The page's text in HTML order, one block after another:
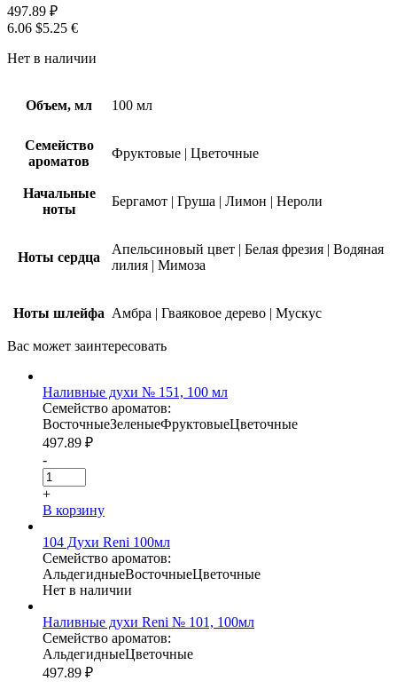
497.89 ₽
6.06 $5.25 €
Нет в наличии
Объем, мл 100 мл
Семейство
ароматов
Фруктовые | Цветочные
Начальные
ноты
Бергамот | Груша | Лимон | Нероли
Ноты сердца
Апельсиновый цвет | Белая фрезия | Водяная
лилия | Мимоза
Ноты шлейфа Амбра | Гваяковое дерево | Мускус
Вас может заинтересовать
Наливные духи № 151, 100 мл
Семейство ароматов:
ВосточныеЗеленыеФруктовыеЦветочные
497.89 ₽
-
+
В корзину
104 Духи Reni 100мл
Семейство ароматов:
АльдегидныеВосточныеЦветочные
Нет в наличии
Наливные духи Reni № 101, 100мл
Семейство ароматов:
АльдегидныеЦветочные
497.89 ₽